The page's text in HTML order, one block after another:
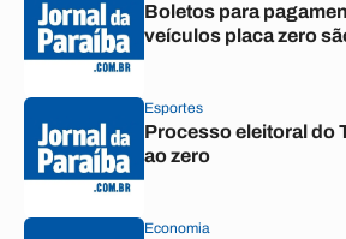
Boletos para
veículos placa zero
Esportes
Processo eleitoral do
ao zero
Economia